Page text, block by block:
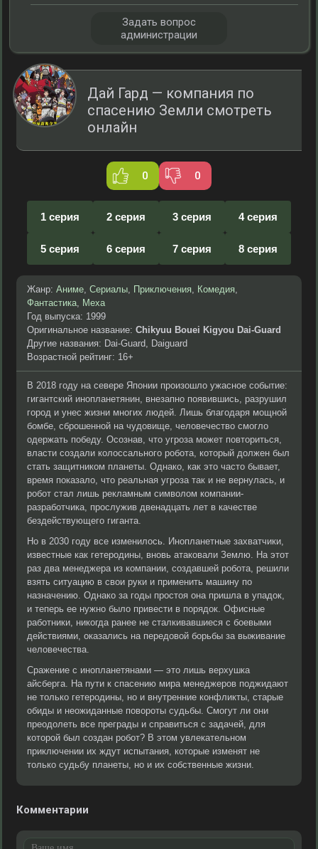
Дай Гард — компания по
спасению Земли смотреть
онлайн
0 0
1 серия 2 серия 3 серия 4 серия
5 серия 6 серия 7 серия 8 серия
Жанр: Аниме, Сериалы, Приключения, Комедия,
Фантастика, Меха
Год выпуска: 1999
Оригинальное название: Chikyuu Bouei Kigyou Dai-Guard
Другие названия: Dai-Guard, Daiguard
Возрастной рейтинг: 16+
В 2018 году на севере Японии произошло ужасное событие:
гигантский инопланетянин, внезапно появившись, разрушил
город и унес жизни многих людей. Лишь благодаря мощной
бомбе, сброшенной на чудовище, человечество смогло
одержать победу. Осознав, что угроза может повториться,
власти создали колоссального робота, который должен был
стать защитником планеты. Однако, как это часто бывает,
время показало, что реальная угроза так и не вернулась, и
робот стал лишь рекламным символом компании-
разработчика, прослужив двенадцать лет в качестве
бездействующего гиганта.
Но в 2030 году все изменилось. Инопланетные захватчики,
известные как гетеродины, вновь атаковали Землю. На этот
раз два менеджера из компании, создавшей робота, решили
взять ситуацию в свои руки и применить машину по
назначению. Однако за годы простоя она пришла в упадок,
и теперь ее нужно было привести в порядок. Офисные
работники, никогда ранее не сталкивавшиеся с боевыми
действиями, оказались на передовой борьбы за выживание
человечества.
Сражение с инопланетянами — это лишь верхушка
айсберга. На пути к спасению мира менеджеров поджидают
не только гетеродины, но и внутренние конфликты, старые
обиды и неожиданные повороты судьбы. Смогут ли они
преодолеть все преграды и справиться с задачей, для
которой был создан робот? В этом увлекательном
приключении их ждут испытания, которые изменят не
только судьбу планеты, но и их собственные жизни.
Комментарии
Задать вопрос
администрации